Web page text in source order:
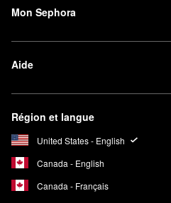
Mon Sephora
Aide
Région et langue
United States - English
Canada - English
Canada - Français